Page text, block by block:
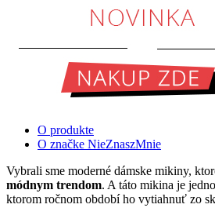
O produkte
O značke NieZnaszMnie
Vybrali sme moderné dámske mikiny,
módnym trendom. A táto mikina je
ktorom ročnom období ho vytiahnuť zo